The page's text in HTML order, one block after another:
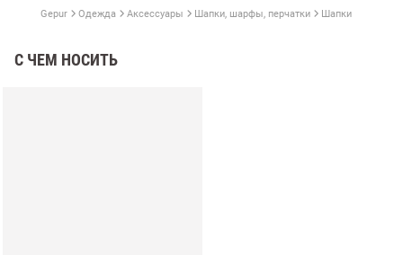
Gepur Одежда Аксессуары Шапки, шарфы, перчатки Шапки
С ЧЕМ НОСИТЬ